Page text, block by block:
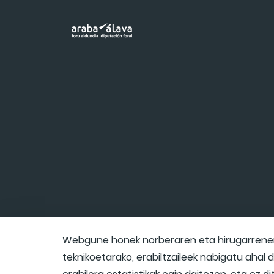
Webgune honek norberaren eta
teknikoetarako, erabiltzaileek nabigatu